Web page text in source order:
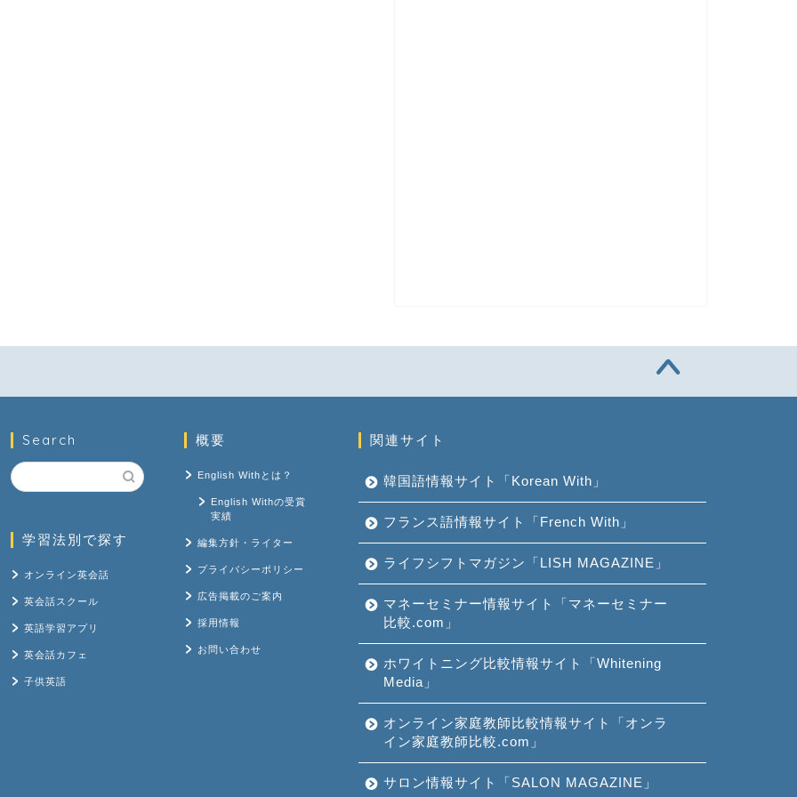
Search
学習法別で探す
オンライン英会話
英会話スクール
英語学習アプリ
英会話カフェ
子供英語
概要
English Withとは？
English Withの受賞
実績
編集方針・ライター
プライバシーポリシー
広告掲載のご案内
採用情報
お問い合わせ
関連サイト
韓国語情報サイト「Korean With」
フランス語情報サイト「French With」
ライフシフトマガジン「LISH MAGAZINE」
マネーセミナー情報サイト「マネーセミナー
比較.com」
ホワイトニング比較情報サイト「Whitening
Media」
オンライン家庭教師比較情報サイト「オンラ
イン家庭教師比較.com」
サロン情報サイト「SALON MAGAZINE」